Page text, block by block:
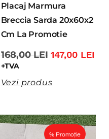
Placaj Marmura
Breccia Sarda 20x60x2
Cm La Promotie
168,00LEI 147,00 LEI
+TVA
Vezi produs
% Promoție